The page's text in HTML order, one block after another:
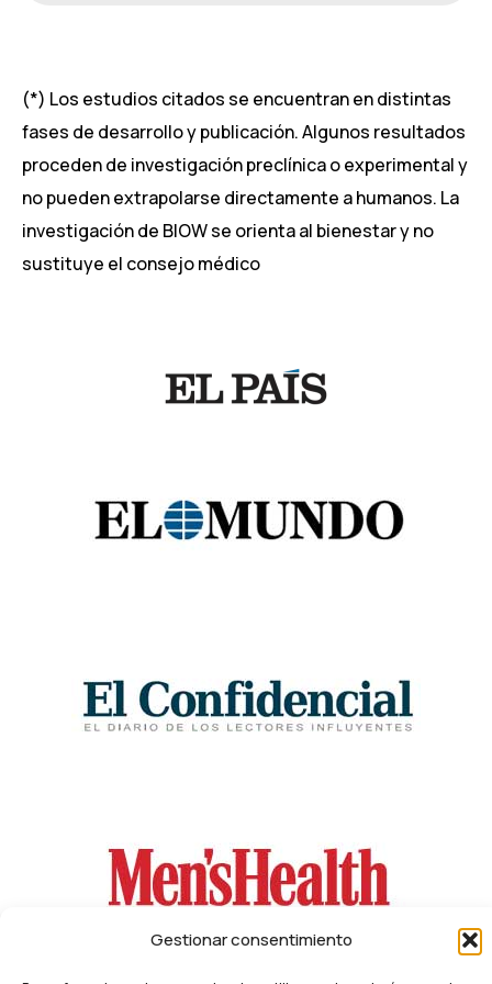
Gestionar consentimiento
(*) Los estudios citados se encuentran en distintas
fases de desarrollo y publicación. Algunos resultados
proceden de investigación preclínica o experimental y
no pueden extrapolarse directamente a humanos. La
investigación de BIOW se orienta al bienestar y no
sustituye el consejo médico